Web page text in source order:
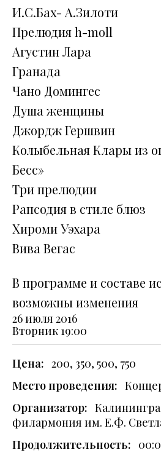
И.С.Бах- А.Зилоти
Прелюдия h-moll
Агустин Лара
Гранада
Чано Домингес
Душа женщины
Джордж Гершвин
Колыбельная Клары из
Бесс»
Три прелюдии
Рапсодия в стиле блюз
Хироми Уэхара
Вива Вегас
В программе и составе
возможны изменения
26 июля 2016
Вторник 19:00
Цена: 200, 350, 500, 750
Место проведения:
Организатор:
филармония им. Е.Ф.
Продолжительность: